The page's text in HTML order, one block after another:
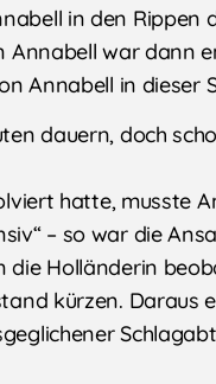
in den Rippen
Annabell war dann
Annabell in dieser
dauern, doch
hatte, musste
– so war die
die Holländerin
kürzen. Daraus